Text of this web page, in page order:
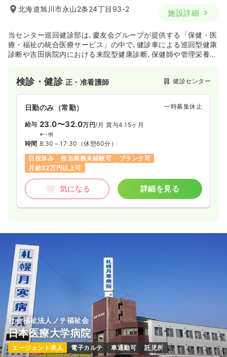
北海道旭川市永山2条24丁目93-2 施設詳細
当センター巡回健診部は､慶友会グループが提供する「保健・医
療・福祉の統合医療サービス」の中で､健診車による巡回型健康
診断や吉田病院内における来院型健康診断､保健師や管理栄養士
当センターと吉田病院とは密接な連携がとられており､健康診
断受診後の各専門スタッフによるフォローやサポート体制とい
った安心のシステムが整備されております。また､スタッフの育
成や精度管理の実践等､質向上のためのプログラムも､グループ
全体で共通のものが用いられております。企業経営の基本は､人
材育成であるともいわれております。健康な心身と快適な職場
があって､はじめて安心して積極的に働くことができます。働く
繁栄も約束されます。心身の健康を保つためには､健康診断に基
づく健康管理を積極的に行うことが大切です。
当センター健診部は ｀Human Care System｀ をモットーと
して､優秀なスタッフと充実した設備を活用し､北海道全域にわ
たり､働く人々の健康管理にあたっております。
検診・健診 正・准看護師 健診センター
日勤のみ（常勤） 一時募集休止
給与 23.0〜32.0万円/月 賞与4.15ヶ月
※一例
時間 8:30～17:30 （休憩60分）
日祝休み
担当業務未経験可
ブランク可
月給32万円以上可
気になる 詳細を見る
社会福祉法人ノテ福祉会
日本医療大学病院
エージェント求人 電子カルテ 車通勤可 託児所